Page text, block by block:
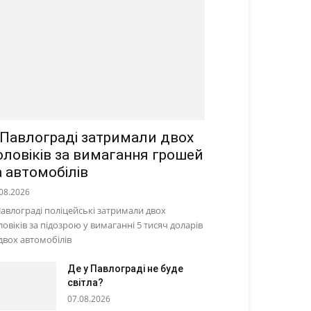
затримали двох
за вимагання грошей
автомобілів
поліцейські затримали двох
за підозрою у вимаганні 5 тисяч доларів
автомобілів
Де у Павлограді не буде
світла?
07.08.2026